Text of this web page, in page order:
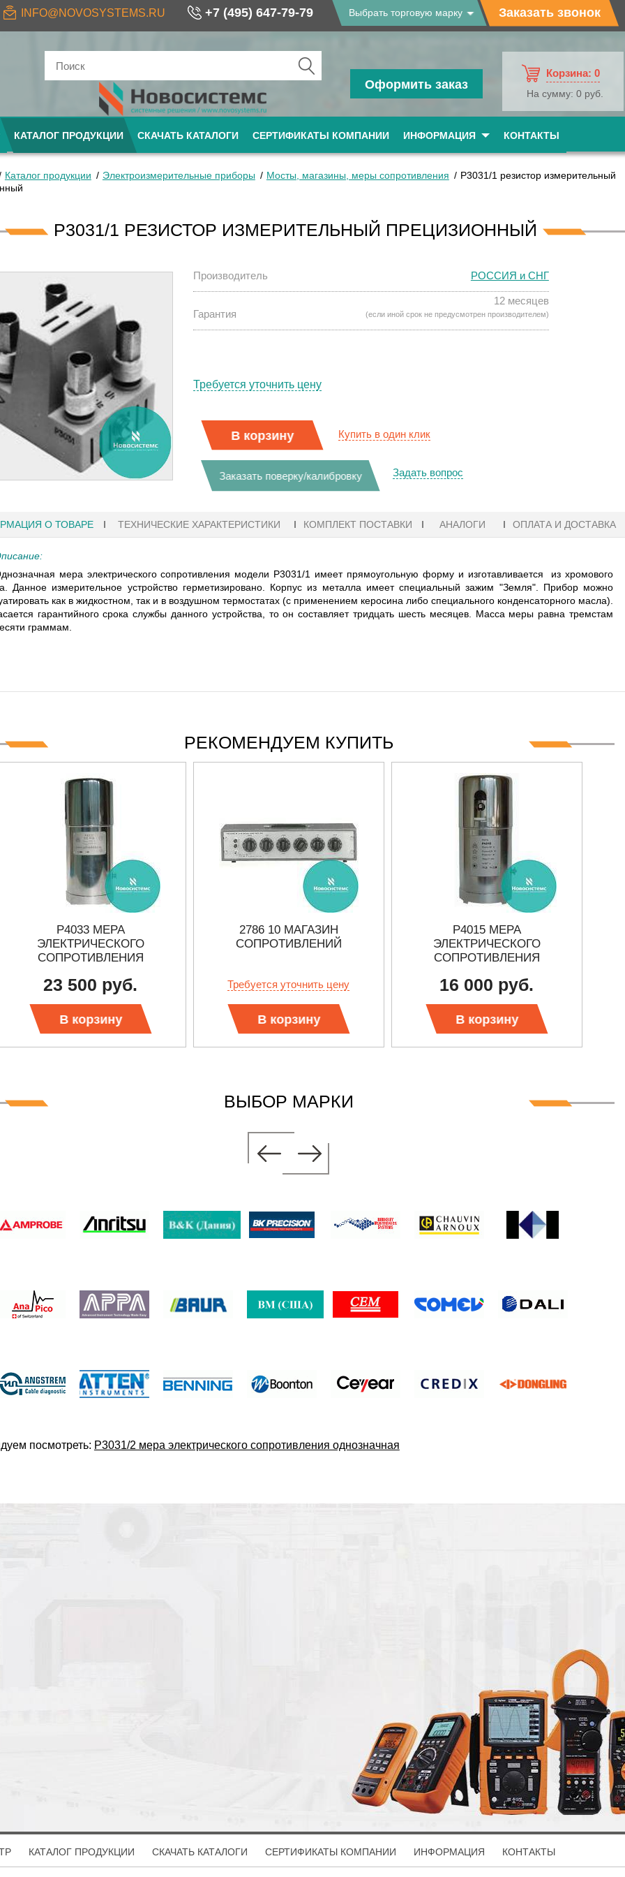
INFO@NOVOSYSTEMS.RU +7 (495) 647-79-79 Выбрать торговую марку Заказать звонок
Оформить заказ
Корзина: 0
На сумму: 0 руб.
КАТАЛОГ ПРОДУКЦИИ СКАЧАТЬ КАТАЛОГИ СЕРТИФИКАТЫ КОМПАНИИ ИНФОРМАЦИЯ КОНТАКТЫ
СЕРИИ UXR
27.01.2023 10:06
В НАЛИЧИИ! ZVH8, АНАЛИЗАТОР
Каталог продукции Электроизмерительные приборы Мосты, магазины, меры сопротивления
Р3031/1 резистор измерительный
Р3031/1 РЕЗИСТОР ИЗМЕРИТЕЛЬНЫЙ ПРЕЦИЗИОННЫЙ
Производитель РОССИЯ и СНГ
Гарантия
12 месяцев
(если иной срок не предусмотрен производителем)
Требуется уточнить цену
В корзину Купить в один клик
Заказать поверку/калибровку Задать вопрос
О ТОВАРЕ ТЕХНИЧЕСКИЕ ХАРАКТЕРИСТИКИ КОМПЛЕКТ ПОСТАВКИ АНАЛОГИ ОПЛАТА И ДОСТАВКА
мера электрического сопротивления модели Р3031/1 имеет прямоугольную форму и изготавливается из хромового
Данное измерительное устройство герметизировано. Корпус из металла имеет специальный зажим "Земля". Прибор можно
как в жидкостном, так и в воздушном термостатах (с применением керосина либо специального конденсаторного масла).
гарантийного срока службы данного устройства, то он составляет тридцать шесть месяцев. Масса меры равна тремстам
граммам.
РЕКОМЕНДУЕМ КУПИТЬ
Р4033 МЕРА
ЭЛЕКТРИЧЕСКОГО
СОПРОТИВЛЕНИЯ
23 500 руб.
В корзину
2786 10 МАГАЗИН
СОПРОТИВЛЕНИЙ
Требуется уточнить цену
В корзину
Р4015 МЕРА
ЭЛЕКТРИЧЕСКОГО
СОПРОТИВЛЕНИЯ
16 000 руб.
В корзину
ВЫБОР МАРКИ
посмотреть: Р3031/2 мера электрического сопротивления однозначная
КАТАЛОГ ПРОДУКЦИИ СКАЧАТЬ КАТАЛОГИ СЕРТИФИКАТЫ КОМПАНИИ ИНФОРМАЦИЯ КОНТАКТЫ